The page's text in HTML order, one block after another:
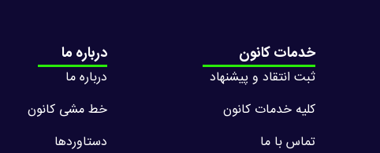
خدمات کانون
ثبت انتقاد و پیشنهاد
کلیه خدمات کانون
تماس با ما
درباره ما
درباره ما
خط مشی کانون
دستاوردها